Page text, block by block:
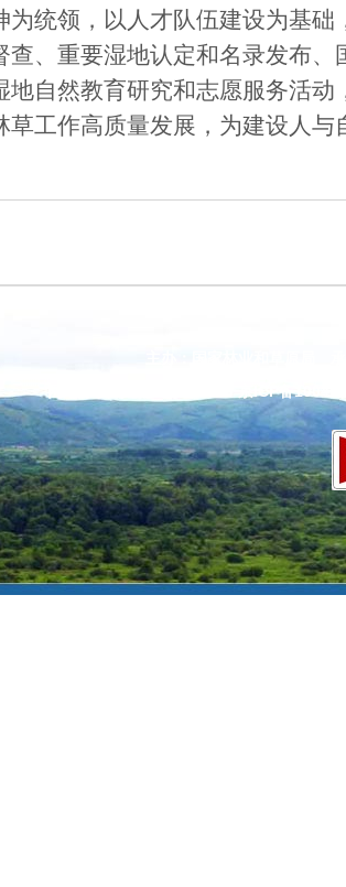
为统领，以人才队伍建设为基
查、重要湿地认定和名录发布
地自然教育研究和志愿服务活
草工作高质量发展，为建设人
京ICP备